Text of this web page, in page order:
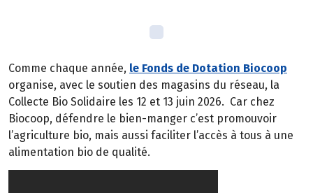
Comme chaque année, le Fonds de Dotation Biocoop
organise, avec le soutien des magasins du réseau, la
Collecte Bio Solidaire les 12 et 13 juin 2026. Car chez
Biocoop, défendre le bien-manger c’est promouvoir
l’agriculture bio, mais aussi faciliter l’accès à tous à une
alimentation bio de qualité.